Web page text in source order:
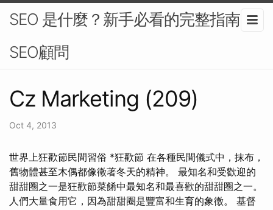
SEO 是什麼？新手必看的完整指南-
SEO顧問
Cz Marketing (209)
Oct 4, 2013
世界上狂歡節民間習俗 *狂歡節 在各種民間儀式中，抹布，
舊物體甚至木偶都像徵著冬天的精神。 最知名和受歡迎的
甜甜圈之一是狂歡節菜餚中最知名和最喜歡的甜甜圈之一。
人們大量食用它，因為甜甜圈是豐富和生育的象徵。 基督